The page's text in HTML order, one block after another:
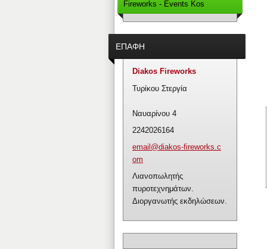
Fireworks - Events Kos
ΕΠΑΦΉ
Diakos Fireworks
Τυρίκου Στεργία
Ναυαρίνου 4
2242026164
email@diakos-fireworks.c
om
Λιανοπωλητής
πυροτεχνημάτων.
Διοργανωτής εκδηλώσεων.